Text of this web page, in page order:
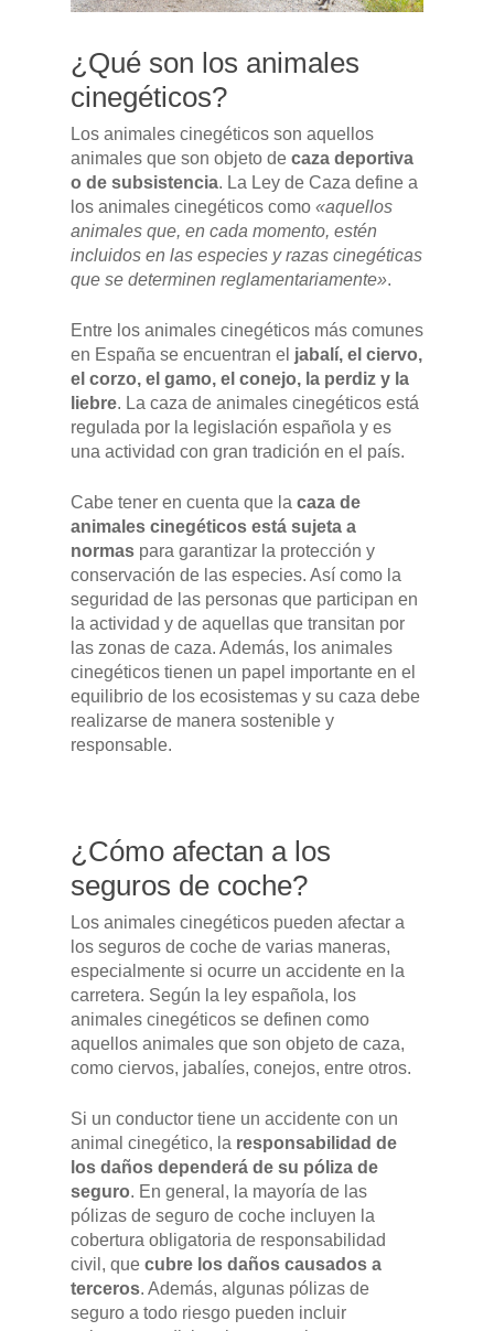
Pulse Enter para buscar o ESC para cerrar
¿Qué son los animales
cinegéticos?
Los animales cinegéticos son aquellos
animales que son objeto de caza deportiva
o de subsistencia. La Ley de Caza define a
los animales cinegéticos como «aquellos
animales que, en cada momento, estén
incluidos en las especies y razas cinegéticas
que se determinen reglamentariamente».
Entre los animales cinegéticos más comunes
en España se encuentran el jabalí, el ciervo,
el corzo, el gamo, el conejo, la perdiz y la
liebre. La caza de animales cinegéticos está
regulada por la legislación española y es
una actividad con gran tradición en el país.
Cabe tener en cuenta que la caza de
animales cinegéticos está sujeta a
normas para garantizar la protección y
conservación de las especies. Así como la
seguridad de las personas que participan en
la actividad y de aquellas que transitan por
las zonas de caza. Además, los animales
cinegéticos tienen un papel importante en el
equilibrio de los ecosistemas y su caza debe
realizarse de manera sostenible y
responsable.
¿Cómo afectan a los
seguros de coche?
Los animales cinegéticos pueden afectar a
los seguros de coche de varias maneras,
especialmente si ocurre un accidente en la
carretera. Según la ley española, los
animales cinegéticos se definen como
aquellos animales que son objeto de caza,
como ciervos, jabalíes, conejos, entre otros.
Si un conductor tiene un accidente con un
animal cinegético, la responsabilidad de
los daños dependerá de su póliza de
seguro. En general, la mayoría de las
pólizas de seguro de coche incluyen la
cobertura obligatoria de responsabilidad
civil, que cubre los daños causados a
terceros. Además, algunas pólizas de
seguro a todo riesgo pueden incluir